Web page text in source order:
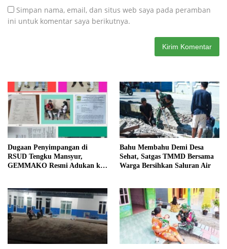
Simpan nama, email, dan situs web saya pada peramban
ini untuk komentar saya berikutnya.
Dugaan Penyimpangan di
RSUD Tengku Mansyur,
GEMMAKO Resmi Adukan ke
Bahu Membahu Demi Desa
Sehat, Satgas TMMD Bersama
Warga Bersihkan Saluran Air